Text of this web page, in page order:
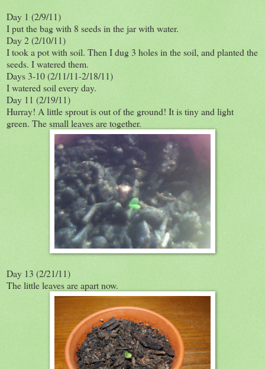
Day 1 (2/9/11)
I put the bag with 8 seeds in the jar with water.
Day 2 (2/10/11)
I took a pot with soil. Then I dug 3 holes in the soil, and planted the
seeds. I watered them.
Days 3-10 (2/11/11-2/18/11)
I watered soil every day.
Day 11 (2/19/11)
Hurray! A little sprout is out of the ground! It is tiny and light
green. The small leaves are together.
Day 13 (2/21/11)
The little leaves are apart now.